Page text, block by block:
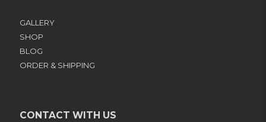
GALLERY
SHOP
BLOG
ORDER & SHIPPING
CONTACT WITH US